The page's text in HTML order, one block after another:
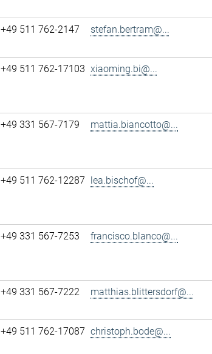
+49 511 762-2147 stefan.bertram@...
+49 511 762-17103 xiaoming.bi@...
+49 331 567-7179 mattia.biancotto@...
+49 511 762-12287 lea.bischof@...
+49 331 567-7253 francisco.blanco@...
+49 331 567-7222 matthias.blittersdorf@...
+49 511 762-17087 christoph.bode@...